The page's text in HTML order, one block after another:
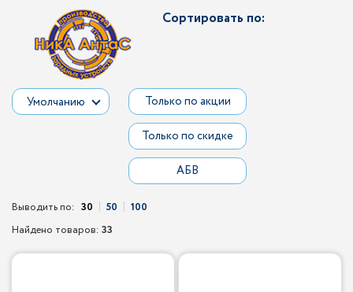
Сортировать по:
Умолчанию Только по акции
Только по скидке
АБВ
Выводить по: 30 50
100
Найдено товаров: 33